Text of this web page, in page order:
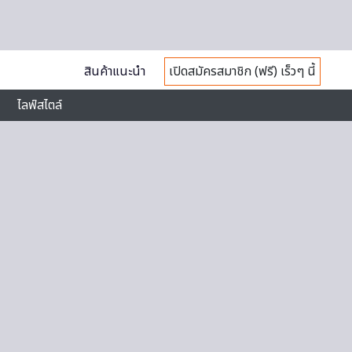
สินค้าแนะนำ
เปิดสมัครสมาชิก (ฟรี) เร็วๆ นี้
ไลฟ์สไตล์